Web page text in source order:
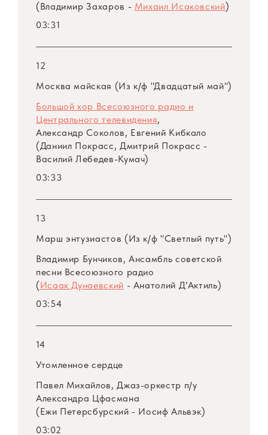
(Владимир Захаров - Михаил Исаковский)
03:31
12
Москва майская (Из к/ф "Двадцатый май")
Большой хор Всесоюзного радио и
Центрального телевидения,
Александр Соколов, Евгений Кибкало
(Даниил Покрасс, Дмитрий Покрасс -
Василий Лебедев-Кумач)
03:33
13
Марш энтузиастов (Из к/ф "Светлый путь")
Владимир Бунчиков, Ансамбль советской
песни Всесоюзного радио
(Исаак Дунаевский - Анатолий Д’Актиль)
03:54
14
Утомленное сердце
Павел Михайлов, Джаз-оркестр п/у
Александра Цфасмана
(Ежи Петерсбурский - Иосиф Альвэк)
03:02